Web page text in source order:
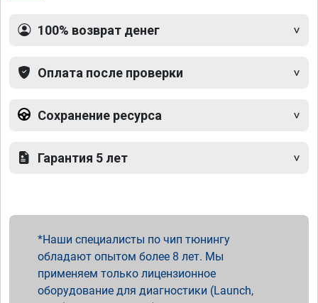
100% возврат денег
Оплата после проверки
Сохранение ресурса
Гарантия 5 лет
Наши специалисты по чип тюнингу
обладают опытом более 8 лет. Мы
применяем только лицензионное
оборудование для диагностики (Launch,